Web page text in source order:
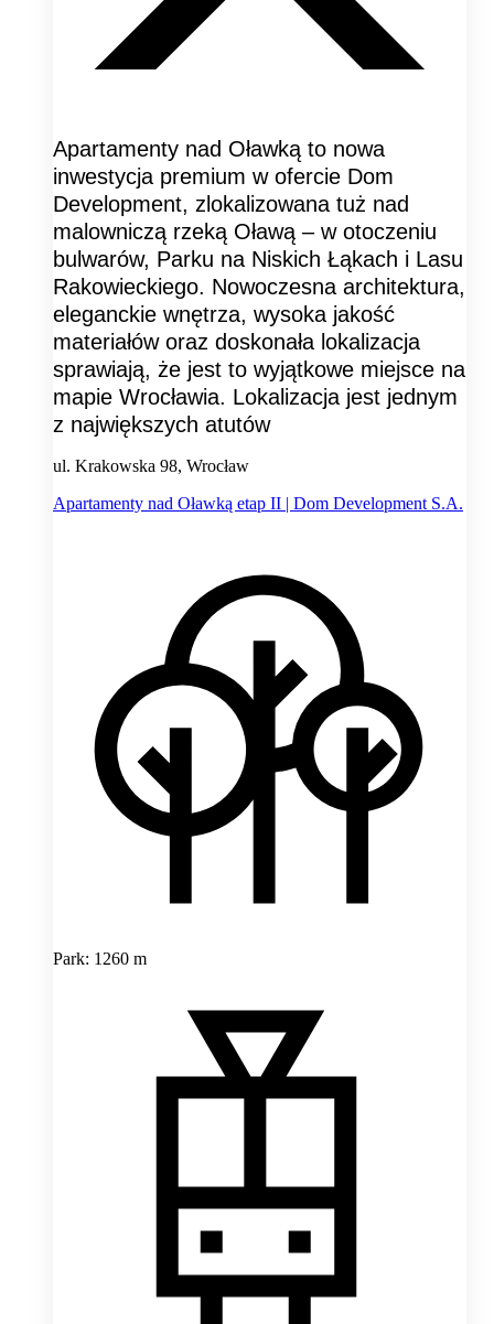
Apartamenty nad Oławką to nowa
inwestycja premium w ofercie Dom
Development, zlokalizowana tuż nad
malowniczą rzeką Oławą – w otoczeniu
bulwarów, Parku na Niskich Łąkach i Lasu
Rakowieckiego. Nowoczesna architektura,
eleganckie wnętrza, wysoka jakość
materiałów oraz doskonała lokalizacja
sprawiają, że jest to wyjątkowe miejsce na
mapie Wrocławia. Lokalizacja jest jednym
z największych atutów
ul. Krakowska 98, Wrocław
Apartamenty nad Oławką etap II | Dom Development S.A.
Park: 1260 m